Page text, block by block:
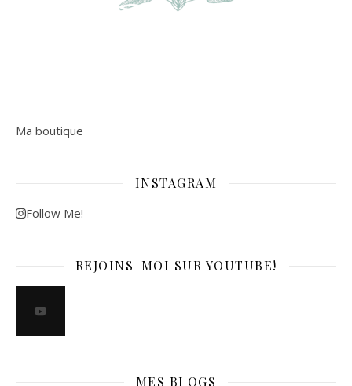
Ma boutique
INSTAGRAM
Follow Me!
REJOINS-MOI SUR YOUTUBE!
MES BLOGS